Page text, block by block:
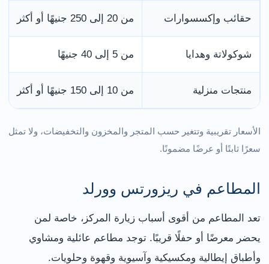
حقائب وإكسسوارات من 20 إلى 250 جنيهًا أو أكثر
شوكولاتة وهدايا من 5 إلى 40 جنيهًا
منتجات منزلية من 10 إلى 150 جنيهًا أو أكثر
الأسعار تقريبية وتتغير حسب المتجر والمخزون والتخفيضات، ولا تمثل
سعرًا ثابتًا أو عرضًا مضمونًا.
المطاعم في ريزورتس وورلد
تعد المطاعم من أقوى أسباب زيارة المركز، خاصة لمن
يحضر معرضًا أو حفلًا قريبًا. توجد مطاعم عائلية ومشاوي
وأطباق إيطالية ومكسيكية وآسيوية وقهوة وحلويات.